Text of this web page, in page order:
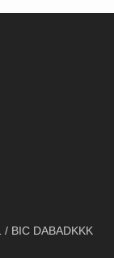
BIC DABADKKK